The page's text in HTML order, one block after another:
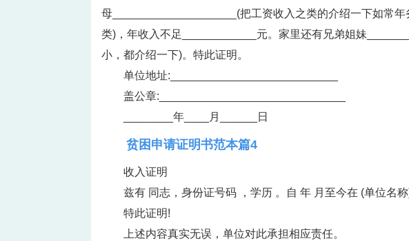
母____________________(把工资收入之类的介绍一下如常
类)，年收入不足____________元。家里还有兄弟姐妹
小，都介绍一下)。特此证明。
单位地址:___________________________
盖公章:______________________________
________年____月______日
贫困申请证明书范本篇4
收入证明
兹有 同志，身份证号码 ，学历 。自 年 月至今在 (单位名
特此证明!
上述内容真实无误，单位对此承担相应责任。